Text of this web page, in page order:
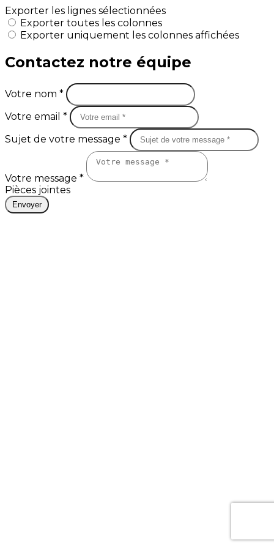
Exporter les lignes sélectionnées
Exporter toutes les colonnes
Exporter uniquement les colonnes affichées
Contactez notre équipe
Votre nom *
Votre email *
Sujet de votre message *
Votre message *
Pièces jointes
Envoyer